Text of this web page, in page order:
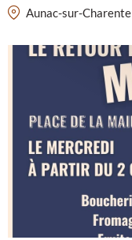
Aunac-sur-Charente